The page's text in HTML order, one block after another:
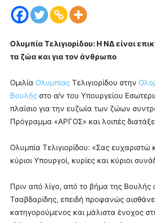
Ολυμπία Τελιγιορίδου: Η ΝΔ είναι
τα ζώα και για τον άνθρωπο
Ομιλία Ολυμπίας Τελιγιορίδου στην
Βουλής στο σ/ν του Υπουργείου
πλαίσιο για την ευζωία των ζώων
Πρόγραμμα «AΡΓΟΣ» και λοιπές
Ολυμπία Τελιγιορίδου: «Σας ευχαριστώ
κύριοι Υπουργοί, κυρίες και κύριοι
Πριν από λίγο, από το βήμα της Βουλής
Τσαβδαρίδης, επειδή προφανώς
κατηγορούμενος και μάλιστα ένοχος